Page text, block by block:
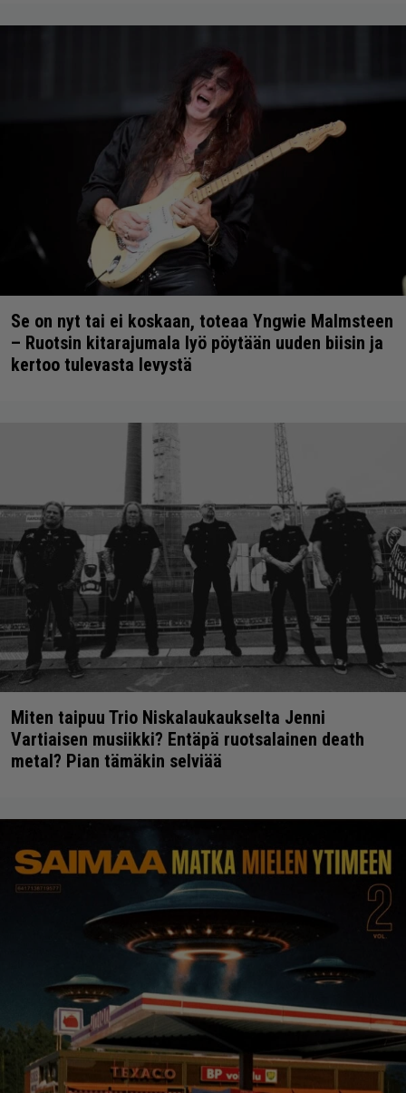
Se on nyt tai ei koskaan, toteaa Yngwie Malmsteen
– Ruotsin kitarajumala lyö pöytään uuden biisin ja
kertoo tulevasta levystä
Miten taipuu Trio Niskalaukaukselta Jenni
Vartiaisen musiikki? Entäpä ruotsalainen death
metal? Pian tämäkin selviää